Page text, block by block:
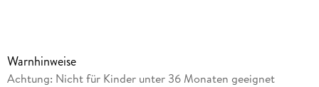
Phantasie der Kinder sind keine Grenzen gesetzt.
Warnhinweise
Achtung: Nicht für Kinder unter 36 Monaten geeignet